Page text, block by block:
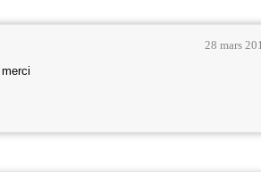
28 mars